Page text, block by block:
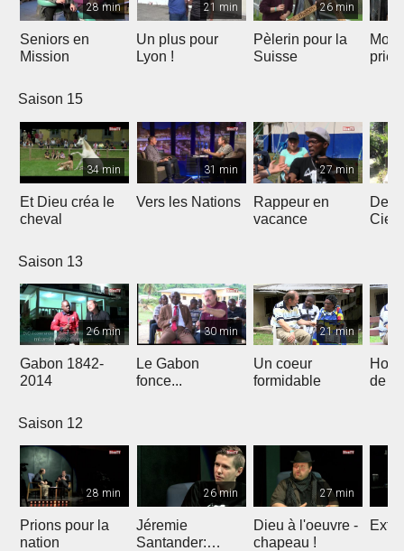
28 min
Seniors en
Mission
21 min
Un plus pour
Lyon !
26 min
Pèlerin pour la
Suisse
Saison 15
34 min
Et Dieu créa le
cheval
31 min
Vers les Nations
27 min
Rappeur en
vacance
Ciel
Saison 13
26 min
Gabon 1842-
2014
30 min
Le Gabon
fonce...
21 min
Un coeur
formidable
de
Saison 12
28 min
Prions pour la
nation
26 min
Jéremie
Santander:
27 min
Dieu à l'oeuvre -
chapeau !